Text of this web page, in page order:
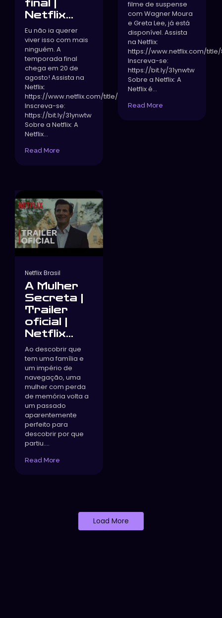
final |
Netflix...
Eu não ia querer
viver isso com mais
ninguém. A
temporada final
chega em 20 de
agosto! Assista na
Netflix:
https://www.netflix.com/title/81706626
Inscreva-se:
https://bit.ly/31ynwtw
Sobre a Netflix: A
Netflix...
Read More
filme de suspense
com Wagner Moura
e Greta Lee, já está
disponível. Assista
na Netflix:
https://www.netflix.com/title/
Inscreva-se:
https://bit.ly/31ynwtw
Sobre a Netflix: A
Netflix é...
Read More
Netflix Brasil
A Mulher
Secreta |
Trailer
oficial |
Netflix...
Ao descobrir que
tem uma família e
um império de
navegação, uma
mulher com perda
de memória volta a
um passado
aparentemente
perfeito para
descobrir por que
partiu....
Read More
Load More